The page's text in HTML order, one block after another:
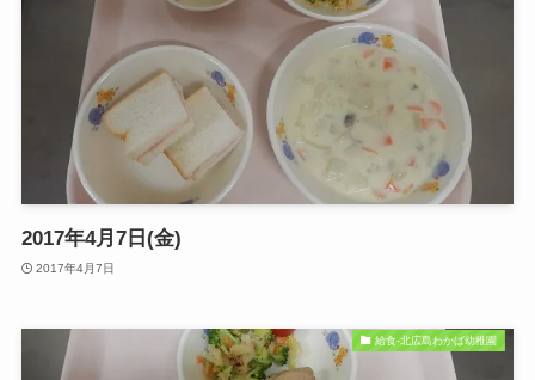
2017年4月7日(金)
2017年4月7日
給食-北広島わかば幼稚園